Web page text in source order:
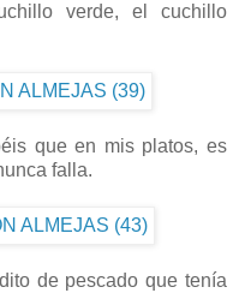
verde, el cuchillo
que en mis platos, es
falla.
de pescado que tenía